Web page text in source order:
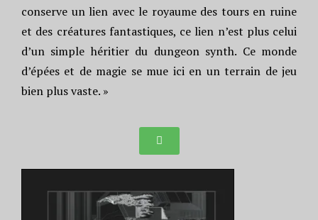
conserve un lien avec le royaume des tours en ruine
et des créatures fantastiques, ce lien n’est plus celui
d’un simple héritier du dungeon synth. Ce monde
d’épées et de magie se mue ici en un terrain de jeu
bien plus vaste. »